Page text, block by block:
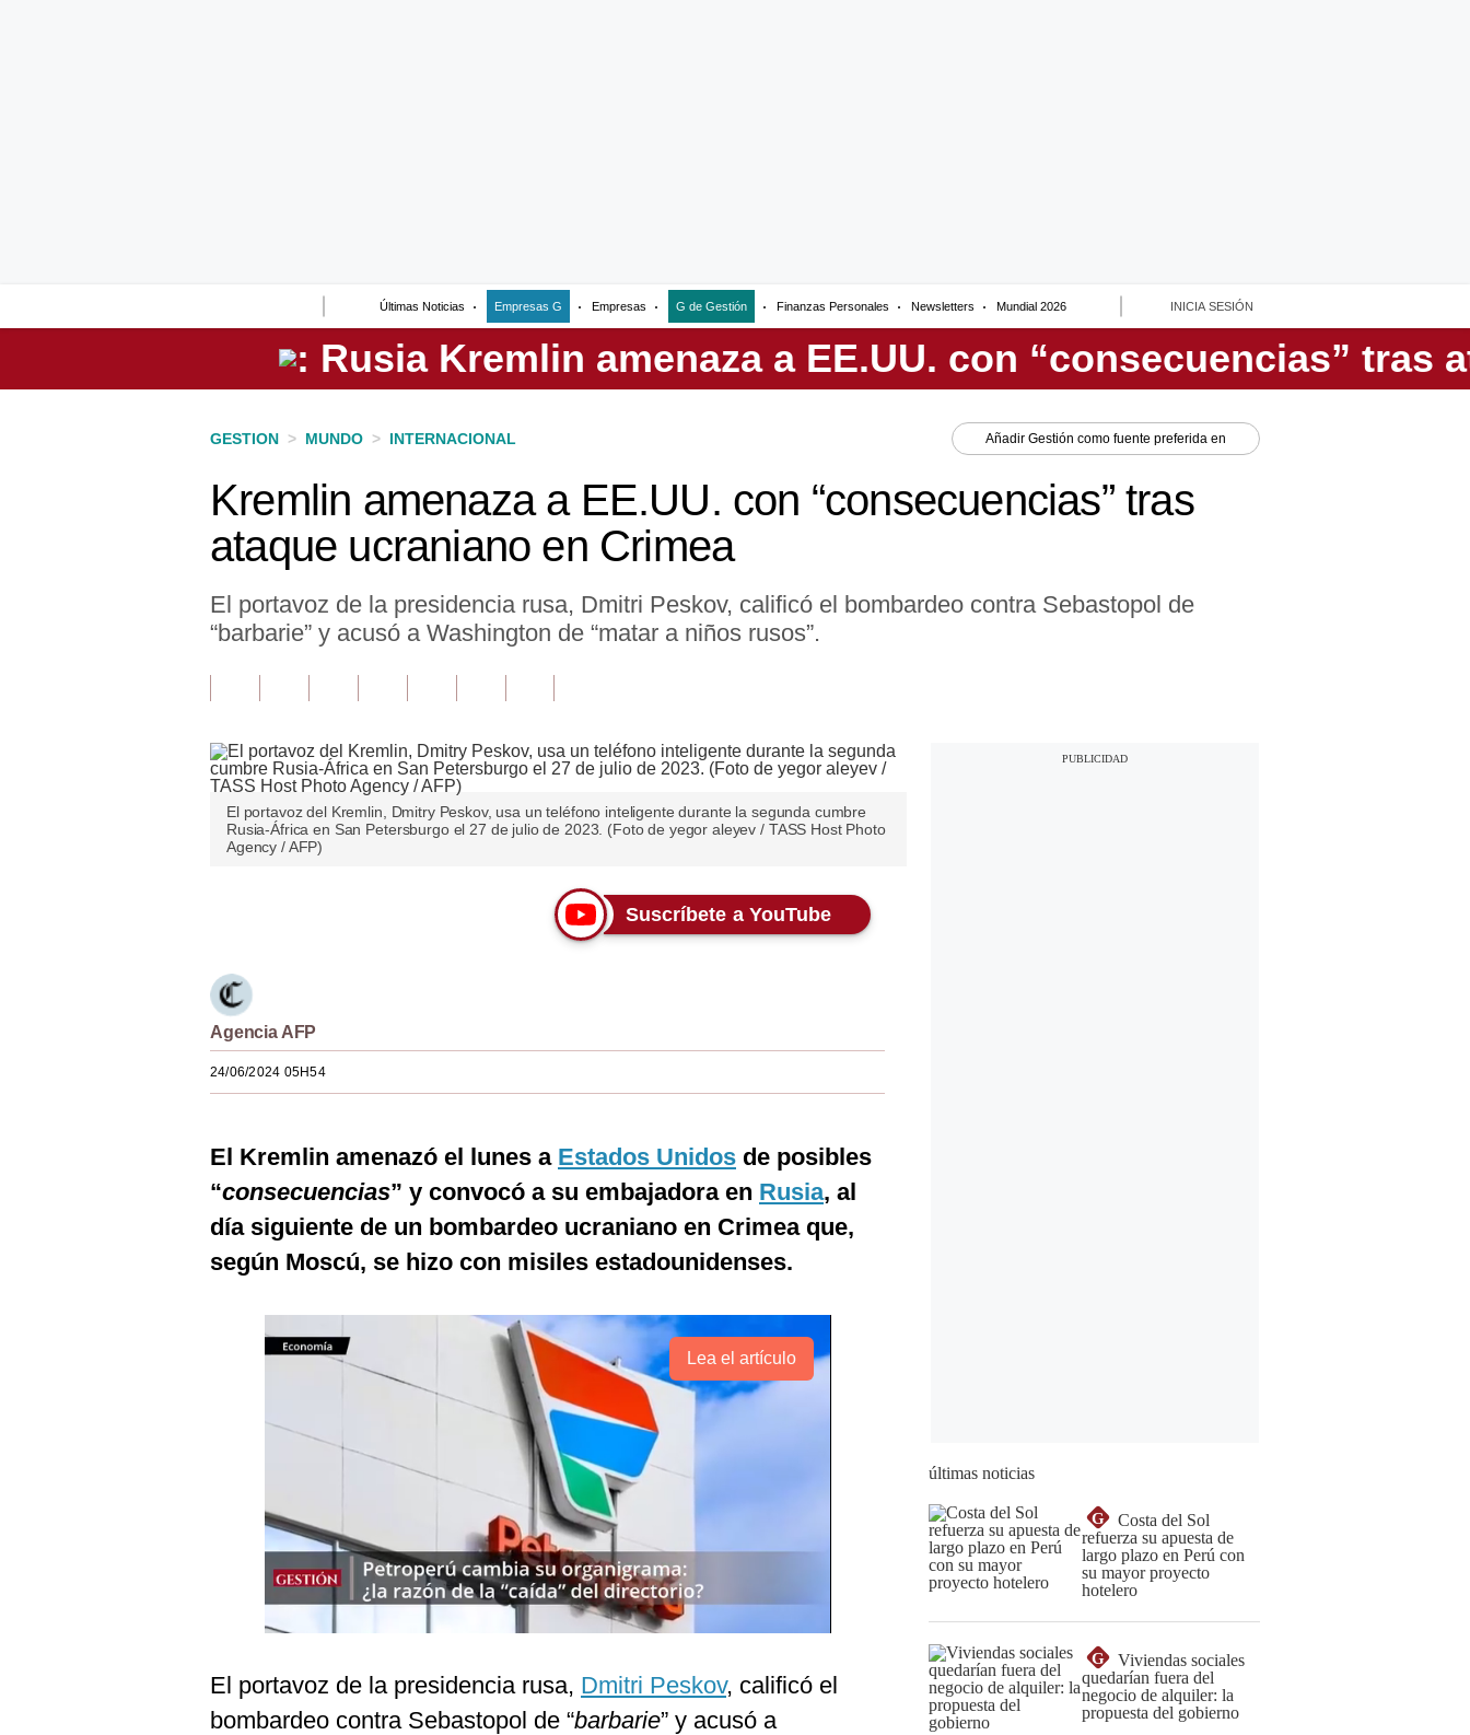
Últimas Noticias Empresas G Empresas G de Gestión Finanzas Personales Newsletters Mundial 2026 INICIA SESIÓN
Perú
GESTION > MUNDO > INTERNACIONAL Añadir Gestión como fuente preferida en
Kremlin amenaza a EE.UU. con “consecuencias” tras
ataque ucraniano en Crimea
El portavoz de la presidencia rusa, Dmitri Peskov, calificó el bombardeo contra Sebastopol de
“barbarie” y acusó a Washington de “matar a niños rusos”.
El portavoz del Kremlin, Dmitry Peskov, usa un teléfono inteligente durante la segunda cumbre
Rusia-África en San Petersburgo el 27 de julio de 2023. (Foto de yegor aleyev / TASS Host Photo
Agency / AFP)
Suscríbete a YouTube
Agencia AFP
24/06/2024 05H54
El Kremlin amenazó el lunes a Estados Unidos de posibles
“consecuencias” y convocó a su embajadora en Rusia, al
día siguiente de un bombardeo ucraniano en Crimea que,
según Moscú, se hizo con misiles estadounidenses.
Lea el artículo
El portavoz de la presidencia rusa, Dmitri Peskov, calificó el
bombardeo contra Sebastopol de “barbarie” y acusó a
últimas noticias
G
Costa del Sol
refuerza su apuesta de
largo plazo en Perú con
su mayor proyecto
hotelero
G
Viviendas sociales
quedarían fuera del
negocio de alquiler: la
propuesta del gobierno